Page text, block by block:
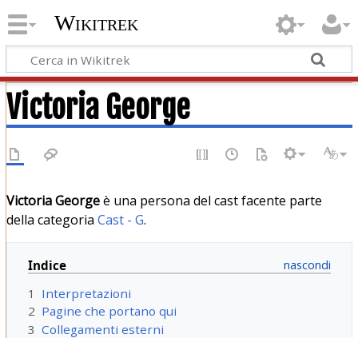
Wikitrek
Victoria George
Victoria Georgeè una persona del cast facente parte
della categoria Cast - G.
Indice
1
Interpretazioni
2 Pagine che portano qui
3 Collegamenti esterni